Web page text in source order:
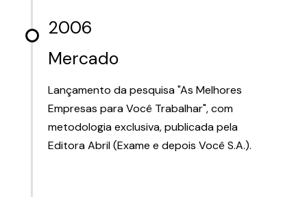
2006
Mercado
Lançamento da pesquisa "As Melhores
Empresas para Você Trabalhar", com
metodologia exclusiva, publicada pela
Editora Abril (Exame e depois Você S.A.).